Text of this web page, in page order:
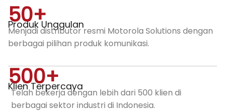
Produk Unggulan
50+
Menjadi distributor resmi Motorola Solutions dengan
berbagai pilihan produk komunikasi.
Klien Terpercaya
500+
Telah bekerja dengan lebih dari 500 klien di
berbagai sektor industri di Indonesia.